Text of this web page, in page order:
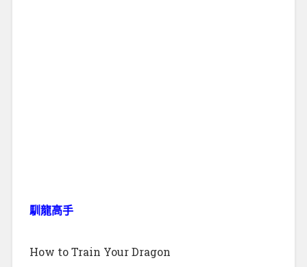
馴龍高手
How to Train Your Dragon